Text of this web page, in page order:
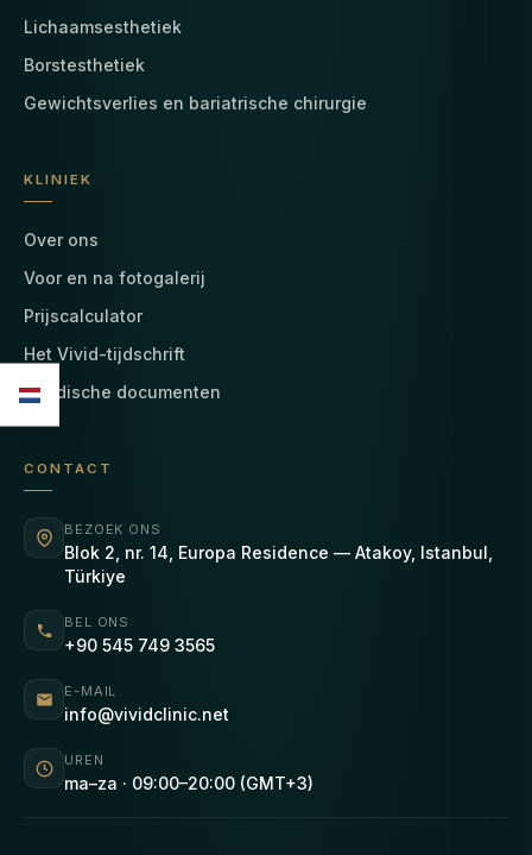
Lichaamsesthetiek
Borstesthetiek
Gewichtsverlies en bariatrische chirurgie
KLINIEK
Over ons
Voor en na fotogalerij
Prijscalculator
Het Vivid-tijdschrift
Juridische documenten
CONTACT
BEZOEK ONS
Blok 2, nr. 14, Europa Residence — Atakoy, Istanbul,
Türkiye
BEL ONS
+90 545 749 3565
E-MAIL
info@vividclinic.net
UREN
ma–za · 09:00–20:00 (GMT+3)